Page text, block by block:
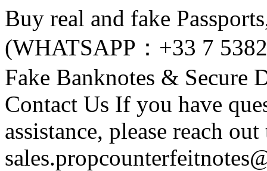
Buy real and fake
(WHATSAPP：+33 7
Fake Banknotes & Secure
Contact Us If you have
assistance, please reach